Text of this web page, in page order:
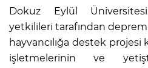
Dokuz Eylül
yetkilileri tarafından
hayvancılığa destek projesi
işletmelerinin ve